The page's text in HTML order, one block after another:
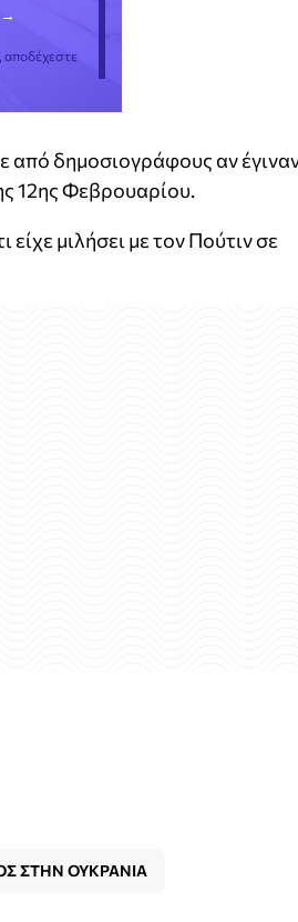
δημοσιογράφους αν
12ης Φεβρουαρίου.
μιλήσει με τον Πούτιν σε
ΣΤΗΝ ΟΥΚΡΑΝΙΑ